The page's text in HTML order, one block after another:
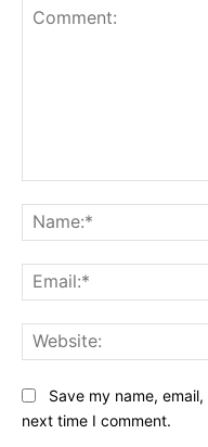
Save my name,
next time I comment.